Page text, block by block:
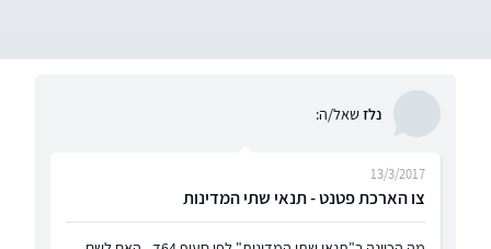
נלזשאל/ה:
צו הארכת פטנט - תנאי שתי המדינות
13/3/2017